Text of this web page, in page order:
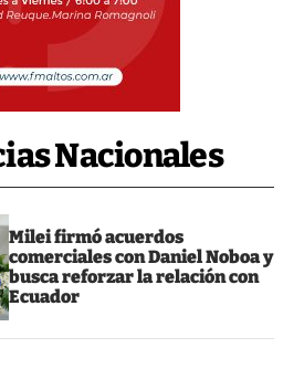
Nacionales
Milei firmó acuerdos
comerciales con Daniel Noboa y
busca reforzar la relación con
Ecuador